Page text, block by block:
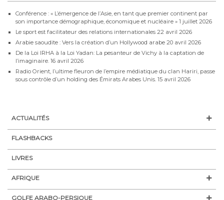
Conférence : « L’émergence de l’Asie, en tant que premier continent par
son importance démographique, économique et nucléaire » 1 juillet 2026
Le sport est facilitateur des relations internationales 22 avril 2026
Arabie saoudite : Vers la création d’un Hollywood arabe 20 avril 2026
De la Loi IRHA à la Loi Yadan: La pesanteur de Vichy à la captation de
l’imaginaire. 16 avril 2026
Radio Orient, l’ultime fleuron de l’empire médiatique du clan Hariri, passe
sous contrôle d’un holding des Émirats Arabes Unis. 15 avril 2026
ACTUALITÉS
FLASHBACKS
LIVRES
AFRIQUE
GOLFE ARABO-PERSIQUE